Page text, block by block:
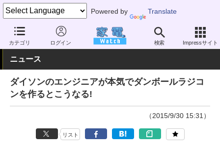
Powered by Translate
カテゴリ ログイン 検索 Impressサイト
家電 Watch 業界動向 業界動向 企業動向
ニュース
ダイソンのエンジニアが本気でダンボールラジコ
ンを作るとこうなる!
（2015/9/30 15:31）
リスト